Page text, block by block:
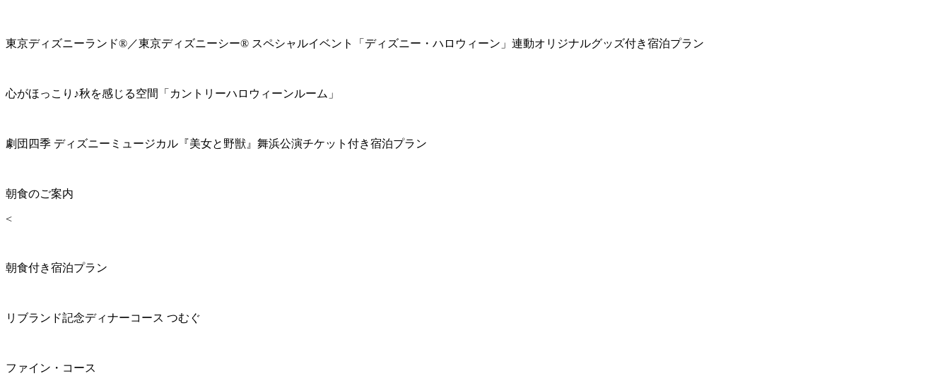
東京ディズニーランド®／東京ディズニーシー® スペシャルイベント「ディズニー・ハロウィーン」連動オリジナルグッズ付き宿泊プラン
心がほっこり♪秋を感じる空間「カントリーハロウィーンルーム」
劇団四季 ディズニーミュージカル『美女と野獣』舞浜公演チケット付き宿泊プラン
朝食のご案内
<
朝食付き宿泊プラン
リブランド記念ディナーコース つむぐ
ファイン・コース